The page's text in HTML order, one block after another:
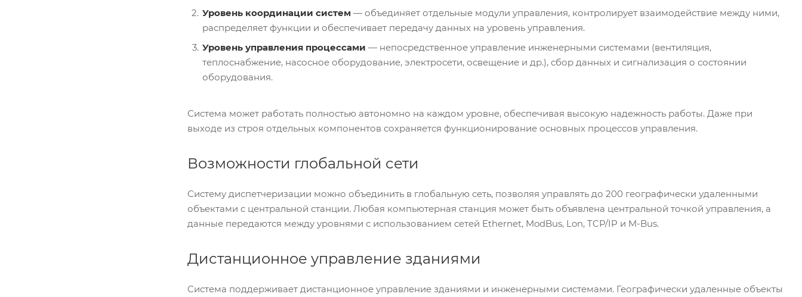
Уровень координации систем — объединяет отдельные модули управления, контролирует взаимодействие между ними,
распределяет функции и обеспечивает передачу данных на уровень управления.
Уровень управления процессами — непосредственное управление инженерными системами (вентиляция,
теплоснабжение, насосное оборудование, электросети, освещение и др.), сбор данных и сигнализация о состоянии
оборудования.
Система может работать полностью автономно на каждом уровне, обеспечивая высокую надежность работы. Даже при
выходе из строя отдельных компонентов сохраняется функционирование основных процессов управления.
Возможности глобальной сети
Систему диспетчеризации можно объединить в глобальную сеть, позволяя управлять до 200 географически удаленными
объектами с центральной станции. Любая компьютерная станция может быть объявлена центральной точкой управления, а
данные передаются между уровнями с использованием сетей Ethernet, ModBus, Lon, TCP/IP и M-Bus.
Дистанционное управление зданиями
Система поддерживает дистанционное управление зданиями и инженерными системами. Географически удаленные объекты